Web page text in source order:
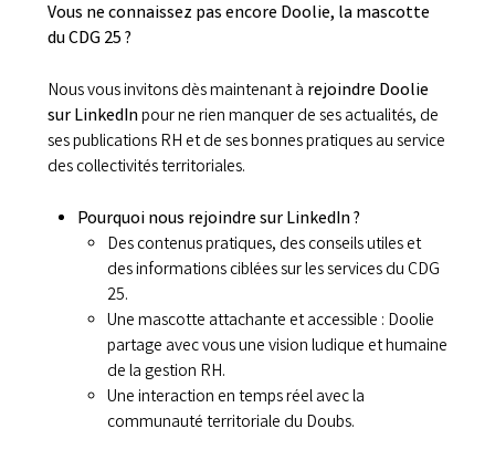
Vous ne connaissez pas encore Doolie, la mascotte
du CDG 25 ?
Nous vous invitons dès maintenant à rejoindre Doolie
sur LinkedInpour ne rien manquer de ses actualités, de
ses publications RH et de ses bonnes pratiques au service
des collectivités territoriales.
Pourquoi nous rejoindre sur LinkedIn ?
Des contenus pratiques, des conseils utiles et
des informations ciblées sur les services du CDG
25.
Une mascotte attachante et accessible : Doolie
partage avec vous une vision ludique et humaine
de la gestion RH.
Une interaction en temps réel avec la
communauté territoriale du Doubs.